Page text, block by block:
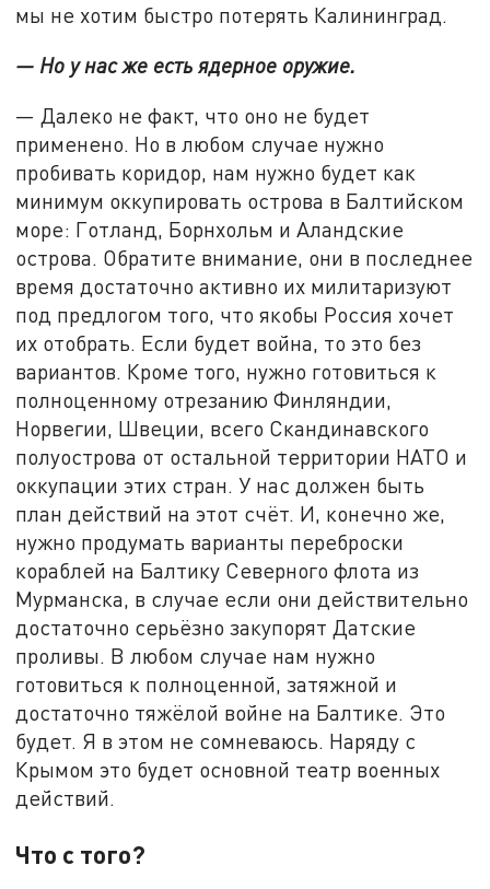
мы не хотим быстро потерять Калининград.
— Но у нас же есть ядерное оружие.
— Далеко не факт, что оно не будет
применено. Но в любом случае нужно
пробивать коридор, нам нужно будет как
минимум оккупировать острова в Балтийском
море: Готланд, Борнхольм и Аландские
острова. Обратите внимание, они в последнее
время достаточно активно их милитаризуют
под предлогом того, что якобы Россия хочет
их отобрать. Если будет война, то это без
вариантов. Кроме того, нужно готовиться к
полноценному отрезанию Финляндии,
Норвегии, Швеции, всего Скандинавского
полуострова от остальной территории НАТО и
оккупации этих стран. У нас должен быть
план действий на этот счёт. И, конечно же,
нужно продумать варианты переброски
кораблей на Балтику Северного флота из
Мурманска, в случае если они действительно
достаточно серьёзно закупорят Датские
проливы. В любом случае нам нужно
готовиться к полноценной, затяжной и
достаточно тяжёлой войне на Балтике. Это
будет. Я в этом не сомневаюсь. Наряду с
Крымом это будет основной театр военных
действий.
Что с того?